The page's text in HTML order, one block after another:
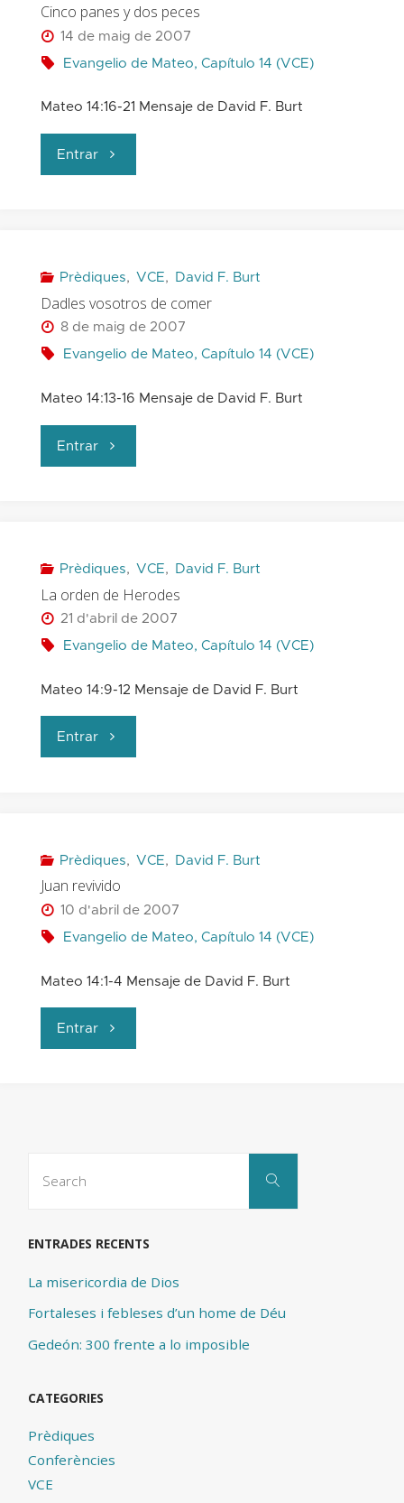
Cinco panes y dos peces
14 de maig de 2007
Evangelio de Mateo, Capítulo 14 (VCE)
Mateo 14:16-21 Mensaje de David F. Burt
Entrar"Cinco
dos
Prèdiques, VCE, David F. Burt
Dadles vosotros de comer
8 de maig de 2007
Evangelio de Mateo, Capítulo 14 (VCE)
Mateo 14:13-16 Mensaje de David F. Burt
Entrar"Dadles
comer"
Prèdiques, VCE, David F. Burt
La orden de Herodes
21 d'abril de 2007
Evangelio de Mateo, Capítulo 14 (VCE)
Mateo 14:9-12 Mensaje de David F. Burt
Entrar"La
Herodes"
Prèdiques, VCE, David F. Burt
Juan revivido
10 d'abril de 2007
Evangelio de Mateo, Capítulo 14 (VCE)
Mateo 14:1-4 Mensaje de David F. Burt
Entrar"Juan
Search
ENTRADES RECENTS
La misericordia de Dios
Fortaleses i febleses d’un home de Déu
Gedeón: 300 frente a lo imposible
CATEGORIES
Prèdiques
Conferències
VCE